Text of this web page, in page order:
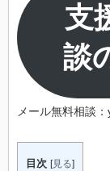
支
談
メール無料相談
目次 [見る]